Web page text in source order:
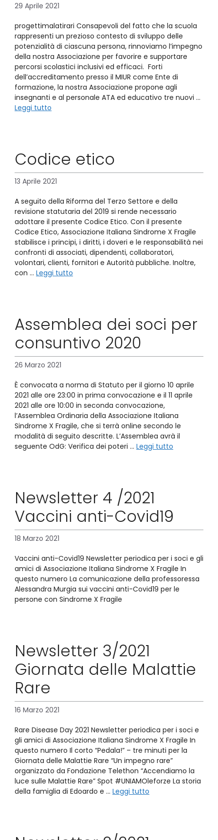
29 Aprile 2021
progettimalatirari Consapevoli del fatto che la scuola
rappresenti un prezioso contesto di sviluppo delle
potenzialità di ciascuna persona, rinnoviamo l’impegno
della nostra Associazione per favorire e supportare
percorsi scolastici inclusivi ed efficaci. Forti
dell’accreditamento presso il MIUR come Ente di
formazione, la nostra Associazione propone agli
insegnanti e al personale ATA ed educativo tre nuovi …
Leggi tutto
Codice etico
13 Aprile 2021
A seguito della Riforma del Terzo Settore e della
revisione statutaria del 2019 si rende necessario
adottare il presente Codice Etico. Con il presente
Codice Etico, Associazione Italiana Sindrome X Fragile
stabilisce i principi, i diritti, i doveri e le responsabilità nei
confronti di associati, dipendenti, collaboratori,
volontari, clienti, fornitori e Autorità pubbliche. Inoltre,
con … Leggi tutto
Assemblea dei soci per
consuntivo 2020
26 Marzo 2021
È convocata a norma di Statuto per il giorno 10 aprile
2021 alle ore 23:00 in prima convocazione e il 11 aprile
2021 alle ore 10:00 in seconda convocazione,
l’Assemblea Ordinaria della Associazione Italiana
Sindrome X Fragile, che si terrà online secondo le
modalità di seguito descritte. L’Assemblea avrà il
seguente OdG: Verifica dei poteri … Leggi tutto
Newsletter 4 /2021
Vaccini anti-Covid19
18 Marzo 2021
Vaccini anti-Covid19 Newsletter periodica per i soci e gli
amici di Associazione Italiana Sindrome X Fragile In
questo numero La comunicazione della professoressa
Alessandra Murgia sui vaccini anti-Covid19 per le
persone con Sindrome X Fragile
Newsletter 3/2021
Giornata delle Malattie
Rare
16 Marzo 2021
Rare Disease Day 2021 Newsletter periodica per i soci e
gli amici di Associazione Italiana Sindrome X Fragile In
questo numero Il corto “Pedala!” – tre minuti per la
Giornata delle Malattie Rare “Un impegno rare”
organizzato da Fondazione Telethon “Accendiamo la
luce sulle Malattie Rare” Spot #UNIAMOleforze La storia
della famiglia di Edoardo e … Leggi tutto